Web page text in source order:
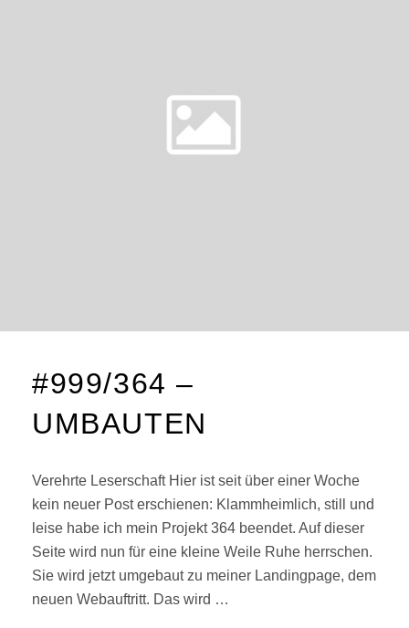
#999/364 –
UMBAUTEN
Verehrte Leserschaft Hier ist seit über einer Woche
kein neuer Post erschienen: Klammheimlich, still und
leise habe ich mein Projekt 364 beendet. Auf dieser
Seite wird nun für eine kleine Weile Ruhe herrschen.
Sie wird jetzt umgebaut zu meiner Landingpage, dem
neuen Webauftritt. Das wird …